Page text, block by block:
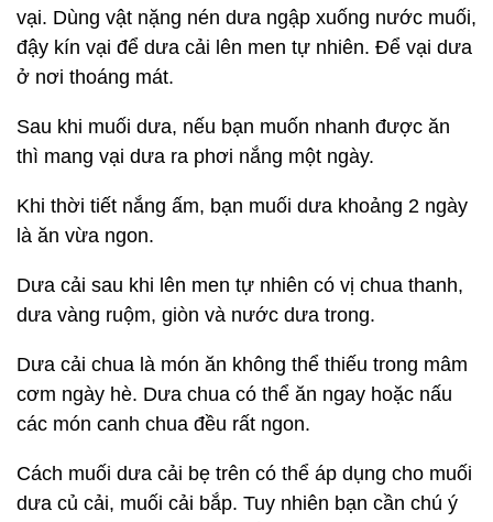
vại. Dùng vật nặng nén dưa ngập xuống nước muối,
đậy kín vại để dưa cải lên men tự nhiên. Để vại dưa
ở nơi thoáng mát.
Sau khi muối dưa, nếu bạn muốn nhanh được ăn
thì mang vại dưa ra phơi nắng một ngày.
Khi thời tiết nắng ấm, bạn muối dưa khoảng 2 ngày
là ăn vừa ngon.
Dưa cải sau khi lên men tự nhiên có vị chua thanh,
dưa vàng ruộm, giòn và nước dưa trong.
Dưa cải chua là món ăn không thể thiếu trong mâm
cơm ngày hè. Dưa chua có thể ăn ngay hoặc nấu
các món canh chua đều rất ngon.
Cách muối dưa cải bẹ trên có thể áp dụng cho muối
dưa củ cải, muối cải bắp. Tuy nhiên bạn cần chú ý